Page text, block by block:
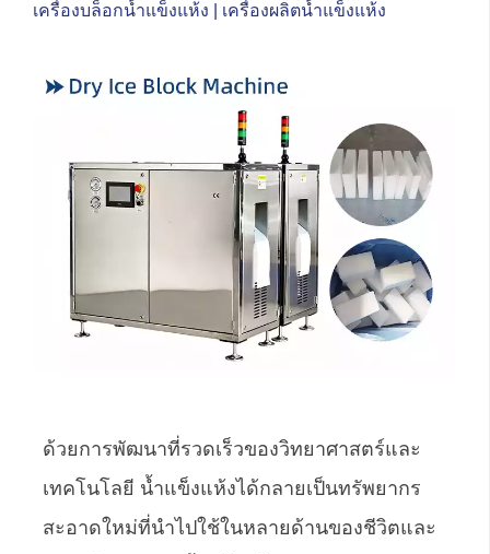
เครื่องบล็อกน้ำแข็งแห้ง | เครื่องผลิตน้ำแข็งแห้ง
ด้วยการพัฒนาที่รวดเร็วของวิทยาศาสตร์และ
เทคโนโลยี น้ำแข็งแห้งได้กลายเป็นทรัพยากร
สะอาดใหม่ที่นำไปใช้ในหลายด้านของชีวิตและ